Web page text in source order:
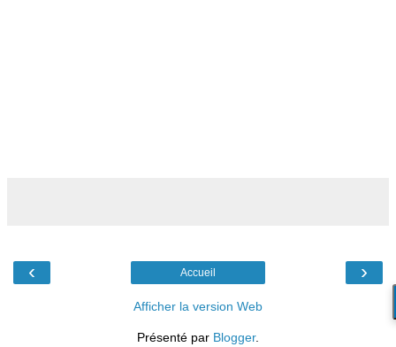
‹ ›
Accueil
Afficher la version Web
Présenté par Blogger.